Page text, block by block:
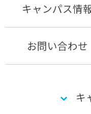
キャンパス情
お問い合わせ
キ